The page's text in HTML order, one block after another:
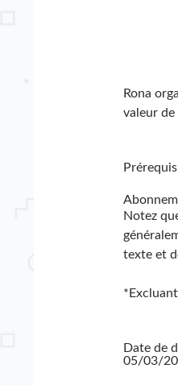
Rona
valeur de
Notez
texte et
Date de
05/03/